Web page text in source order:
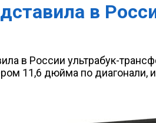
в
в России ультрабук-
11,6 дюйма по диагонали,